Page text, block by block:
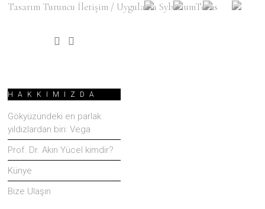
Tasarım Turuncu İletişim / Uygulama SyberiumTechs
HAKKIMIZDA
Gökyüzündeki en parlak
yıldızlardan biri: Vega
Prof. Dr. Akın Yücel kimdir?
Künye
Bize Ulaşın